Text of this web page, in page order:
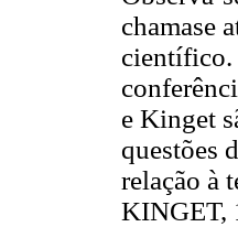
chamase
científico.
e Kinget
questões
relação à
KINGET,